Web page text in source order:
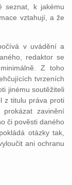
seznat, k jakému
vztahují, a že
v uvádění a
redaktor se
Z toho
tvrzeních
jinému soutěžiteli
z titulu práva proti
zavinění
či pověsti daného
otázky tak,
ani ochranu